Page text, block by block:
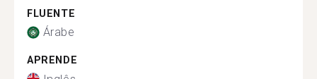
FLUENTE
Árabe
APRENDE